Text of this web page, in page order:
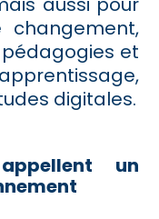
changement,
et
digitales.
un